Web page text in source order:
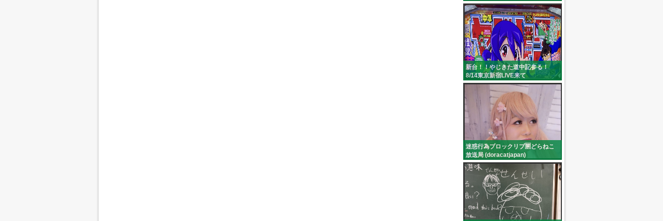
(sakito_official)
新台！！やじきた道中記参る！
8/14東京新宿LIVE来て
(c:aibon524)
迷惑行為ブロックリプ🈲どらねこ
放送局 (doracatjapan)